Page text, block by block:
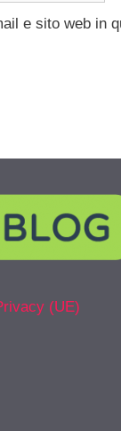
e sito web in
(UE)